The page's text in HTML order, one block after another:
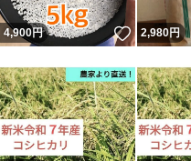
4,900円 いいね！
2,980円